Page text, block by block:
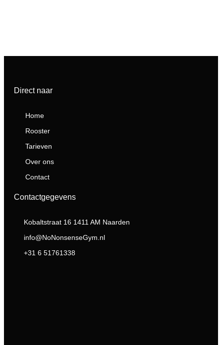
Direct naar
Home
Rooster
Tarieven
Over ons
Contact
Contactgegevens
Kobaltstraat 16 1411 AM Naarden
info@NoNonsenseGym.nl
+31 6 51761338